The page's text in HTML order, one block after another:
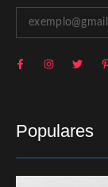
Populares